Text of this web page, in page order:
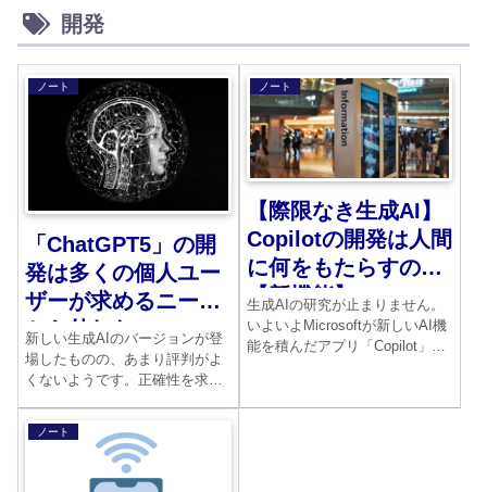
開発
ノート
「ChatGPT5」の開
発は多くの個人ユー
ザーが求めるニーズ
から外れた
新しい生成AIのバージョンが登
場したものの、あまり評判がよ
くないようです。正確性を求め
が多いようです。ハルシネーシ
ョンと呼ばれる誤回答が少なく
なりました。しかしそれと同時
に優しさが消えたのです。
ノート
【際限なき生成AI】
Copilotの開発は人間
に何をもたらすのか
【新機能】
生成AIの研究が止まりません。
いよいよMicrosoftが新しいAI機
能を積んだアプリ「Copilot」を
が目新しいのです。
ノート